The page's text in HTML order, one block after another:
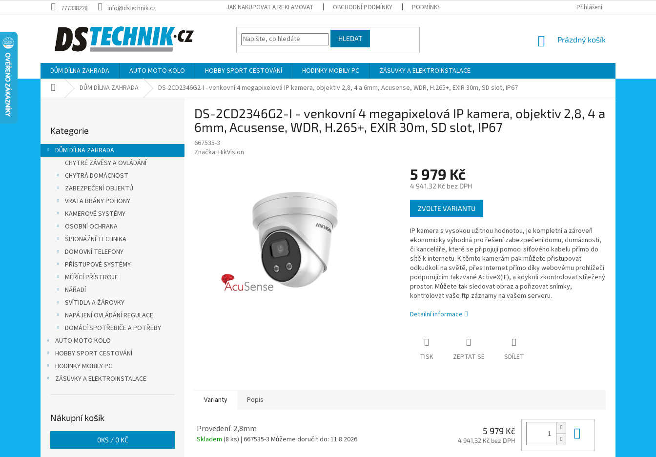
na
777338228 info@dstechnik.cz JAK NAKUPOVAT A REKLAMOVAT OBCHODNÍ PODMÍNKY PODMÍNKY OCHRANY OSOBNÍCH ÚDAJŮ MOJE OBJEDNÁVKA
Přihlášení
HLEDAT
NÁKUPNÍ
Prázdný košík
DŮM DÍLNA ZAHRADA AUTO MOTO KOLO HOBBY SPORT CESTOVÁNÍ HODINKY MOBILY PC
ZÁSUVKY A ELEKTROINSTALACE
Domů DŮM DÍLNA ZAHRADA DS-2CD2346G2-I - venkovní 4 megapixelová IP kamera, objektiv 2,8, 4 a 6mm, Acusense, WDR, H.265+, EXIR 30m, SD slot, IP67
r
a
kategorie
Kategorie
DŮM DÍLNA ZAHRADA
CHYTRÉ ZÁVĚSY A OVLÁDÁNÍ
CHYTRÁ DOMÁCNOST
ZABEZPEČENÍ OBJEKTŮ
VRATA BRÁNY POHONY
KAMEROVÉ SYSTÉMY
OSOBNÍ OCHRANA
ŠPIONÁŽNÍ TECHNIKA
DOMOVNÍ TELEFONY
PŘÍSTUPOVÉ SYSTÉMY
MĚŘÍCÍ PŘÍSTROJE
NÁŘADÍ
SVÍTIDLA A ŽÁROVKY
NAPÁJENÍ OVLÁDÁNÍ REGULACE
DOMÁCÍ SPOTŘEBIČE A POTŘEBY
AUTO MOTO KOLO
HOBBY SPORT CESTOVÁNÍ
HODINKY MOBILY PC
ZÁSUVKY A ELEKTROINSTALACE
Nákupní košík
0KS / 0 KČ
DS-2CD2346G2-I - venkovní 4 megapixelová IP kamera, objektiv 2,8, 4 a
6mm, Acusense, WDR, H.265+, EXIR 30m, SD slot, IP67
667535-3
Značka: HikVision
5 979 Kč
4 941,32 Kč bez DPH
Měrná
cena:
ZVOLTE VARIANTU
IP kamera s vysokou užitnou hodnotou, je kompletní a zároveň
ekonomicky výhodná pro řešení zabezpečení domu, domácnosti,
či kanceláře, které se připojují pomoci síťového kabelu přímo do
sítě k internetu. K těmto kamerám pak můžete přistupovat
odkudkoli na světě, přes Internet přímo díky webovému prohlížeči
podporujícím takzvané ActiveX(IE), a kdykoli zkontrolovat střežený
prostor. Můžete tak sledovat obraz a pořizovat snímky,
kontrolovat vaše ftp záznamy na vašem serveru.
Detailní informace
TISK ZEPTAT SE SDÍLET
Varianty Popis
Provedení: 2,8mm
Skladem (8 ks) | 667535-3 Můžeme doručit do: 11.8.2026
5 979 Kč
4 941,32 Kč bez DPH